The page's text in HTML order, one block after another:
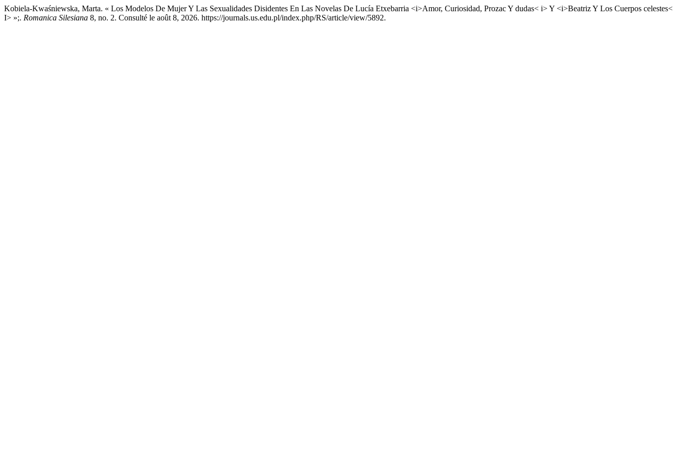
Kobiela-Kwaśniewska, Marta. « Los Modelos De Mujer Y Las Sexualidades Disidentes En Las Novelas De Lucía Etxebarria <i>Amor, Curiosidad, Prozac Y dudas< i> Y <i>Beatriz Y Los Cuerpos celestes<
I> »;. Romanica Silesiana 8, no. 2. Consulté le août 8, 2026. https://journals.us.edu.pl/index.php/RS/article/view/5892.